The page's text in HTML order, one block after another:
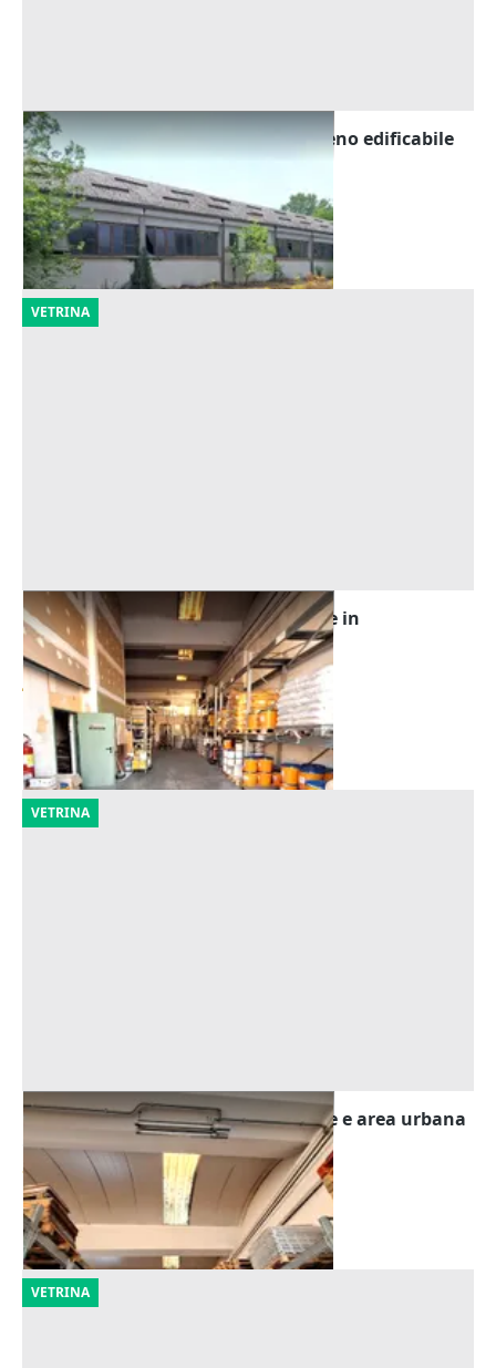
Asta Opificio con pertinenze e terreno edificabile
Pieve Porto Morone (Pavia)
Offerta minima
543.500 €
16/10/2026
VETRINA
Asta Quota 1/2 di locale artigianale in
stabilimento
Urbania (Pesaro e Urbino)
Offerta minima
40.725 €
29/09/2026
VETRINA
Asta Quota 1/2 di locale artigianale e area urbana
Urbania (Pesaro e Urbino)
Offerta minima
37.058 €
29/09/2026
VETRINA